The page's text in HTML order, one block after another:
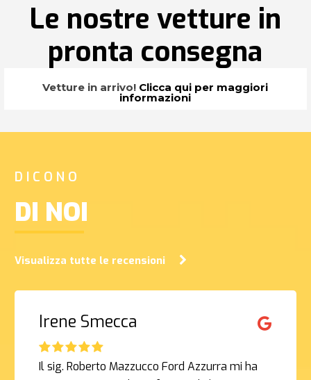
Le nostre vetture in
pronta consegna
Vetture in arrivo! Clicca qui per maggiori
informazioni
DICONO
DI NOI
Visualizza tutte le recensioni
Irene Smecca
Il sig. Roberto Mazzucco Ford Azzurra mi ha